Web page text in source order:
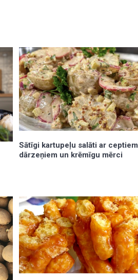
Sātīgi kartupeļu salāti ar ceptiem
dārzeņiem un krēmīgu mērci